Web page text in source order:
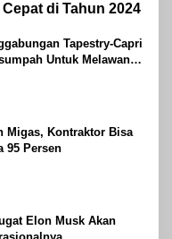
di Tahun 2024
Tapestry-Capri
Untuk Melawan
Migas, Kontraktor Bisa
95 Persen
Elon Musk Akan